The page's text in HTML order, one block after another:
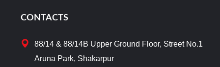
CONTACTS
88/14 & 88/14B Upper Ground Floor, Street No.1
Aruna Park, Shakarpur